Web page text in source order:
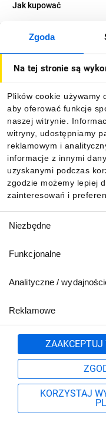
Zgoda
Na tej stronie są
Plików cookie używamy
aby oferować funkcje
naszej witrynie.
witryny, udostępniamy
reklamowym i
informacje z innymi
uzyskanymi podczas
zgodzie możemy lepiej
zainteresowań i
zgody
Niezbędne
Funkcjonalne
Analityczne /
Reklamowe
ZAAKCEPTUJ
KORZYSTAJ
Jak kupować
O firmie
Informacje
Pobierz
801